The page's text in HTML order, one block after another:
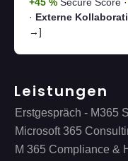
+45 % Secure Score ·
· Externe
→]
Leistungen
Erstgespräch - M365
Microsoft 365
M 365 Compliance &